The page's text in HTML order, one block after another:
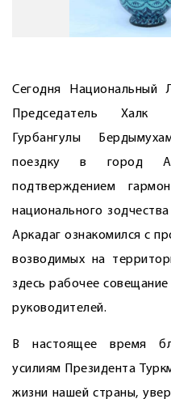
Сегодня Национальный
Председатель Халк
Гурбангулы
поездку в город
подтверждением
национального
Аркадаг ознакомился с
возводимых на
здесь рабочее
руководителей.
В настоящее время
усилиям Президента
жизни нашей страны,